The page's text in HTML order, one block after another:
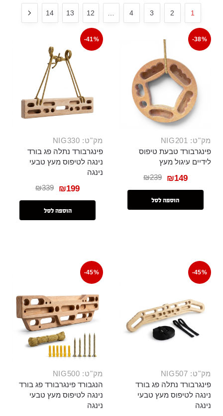
1
2
3
4
…
12
13
14
-38%
מק"ט: NIG201
פינגרבורד טבעת טיפוס
לידיים עיגול מעץ
₪239 ₪149
הוספה לסל
-41%
מק"ט: NIG330
פינגרבורד נתלה פג בורד
נינגה לטיפוס מעץ טבעי
נינגה
₪339 ₪199
הוספה לסל
-45%
מק"ט: NIG507
פינגרבורד נתלה פג בורד
נינגה לטיפוס מעץ טבעי
נינגה
-45%
מק"ט: NIG500
הנגבורד פינגרבורד פג בורד
נינגה לטיפוס מעץ טבעי
נינגה